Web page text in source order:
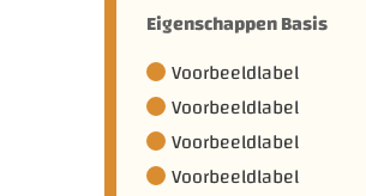
Eigenschappen Basis
Voorbeeldlabel
Voorbeeldlabel
Voorbeeldlabel
Voorbeeldlabel